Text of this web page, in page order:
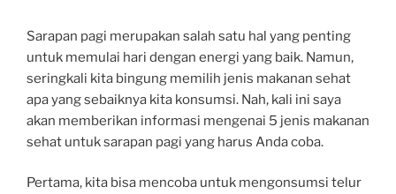
Sarapan pagi merupakan salah satu hal yang penting
untuk memulai hari dengan energi yang baik. Namun,
seringkali kita bingung memilih jenis makanan sehat
apa yang sebaiknya kita konsumsi. Nah, kali ini saya
akan memberikan informasi mengenai 5 jenis makanan
sehat untuk sarapan pagi yang harus Anda coba.
Pertama, kita bisa mencoba untuk mengonsumsi telur